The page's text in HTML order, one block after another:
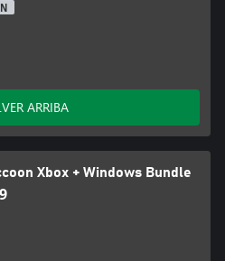
ARRIBA
Xbox + Windows Bundle